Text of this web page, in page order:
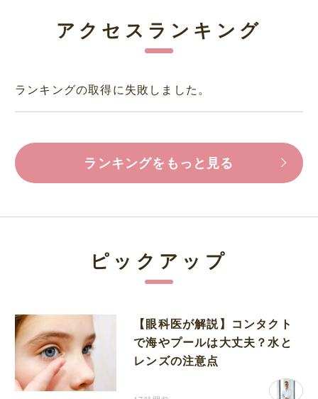
アクセスランキング
ランキングの取得に失敗しました。
ランキングをもっと見る
ピックアップ
【眼科医が解説】コンタクト
で海やプールは大丈夫？水と
レンズの注意点